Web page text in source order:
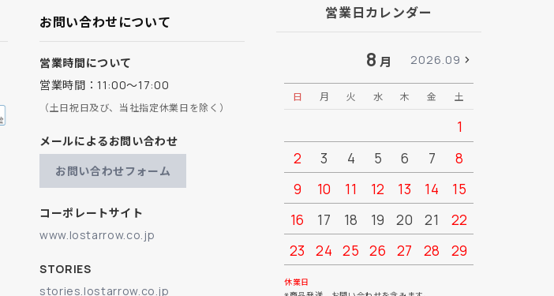
お問い合わせについて
営業時間について
営業時間：11:00～17:00
（土日祝日及び、当社指定休業日を除く）
メールによるお問い合わせ
お問い合わせフォーム
コーポレートサイト
www.lostarrow.co.jp
STORIES
stories.lostarrow.co.jp
営業日カレンダー
8 月 2026.09
日 月 火 水 木 金 土
1
2
3 4 5 6 7
8
9
10 11 12 13 14
15
16
17 18 19 20 21
22
23
24 25 26 27 28
29
30
休業日